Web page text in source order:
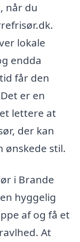
når du
lokale
endda
får den
er en
lettere at
der kan
ønskede stil.
i Brande
hyggelig
af og få et
At